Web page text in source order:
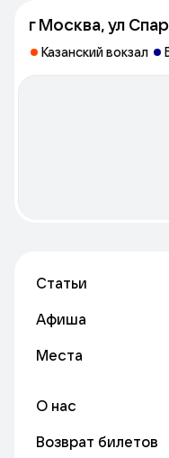
Еда - кухня разных
г Москва, ул
Казанский вокзал
Статьи
Афиша
Места
О нас
Возврат билетов